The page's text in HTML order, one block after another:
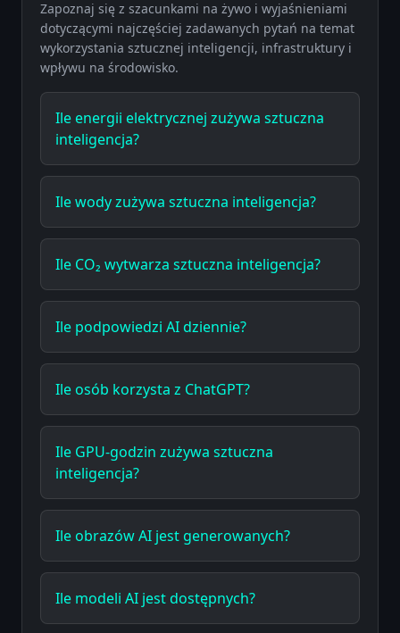
Zapoznaj się z szacunkami na żywo i wyjaśnieniami
dotyczącymi najczęściej zadawanych pytań na temat
wykorzystania sztucznej inteligencji, infrastruktury i
wpływu na środowisko.
Ile energii elektrycznej zużywa sztuczna
inteligencja?
Ile wody zużywa sztuczna inteligencja?
Ile CO₂ wytwarza sztuczna inteligencja?
Ile podpowiedzi AI dziennie?
Ile osób korzysta z ChatGPT?
Ile GPU-godzin zużywa sztuczna
inteligencja?
Ile obrazów AI jest generowanych?
Ile modeli AI jest dostępnych?